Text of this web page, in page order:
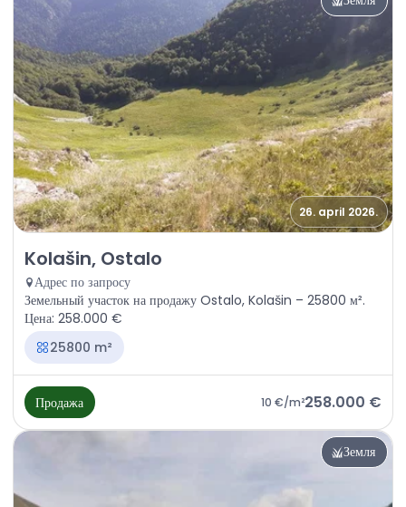
26. april 2026.
Продажа - Земля Kolašin, Ostalo
Kolašin, Ostalo
Адрес по запросу
Земельный участок на продажу Ostalo, Kolašin – 25800 м².
Цена: 258.000 €
25800 m²
Продажа 10 €/m²258.000 €
Земля